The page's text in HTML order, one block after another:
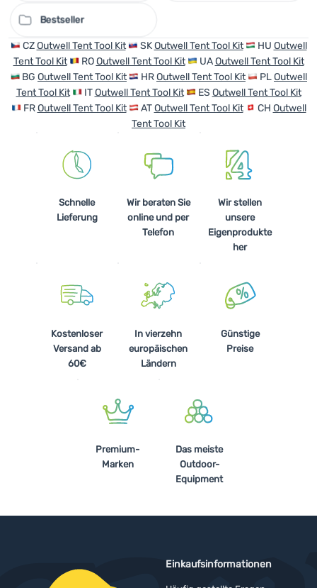
Bestseller
CZOutwell Tent Tool Kit SKOutwell Tent Tool Kit HU Outwell
Tent Tool Kit
ROOutwell Tent Tool Kit UAOutwell Tent Tool Kit
BG Outwell Tent Tool Kit HROutwell Tent Tool Kit PLOutwell
Tent Tool Kit
ITOutwell Tent Tool Kit ES Outwell Tent Tool Kit
FROutwell Tent Tool Kit ATOutwell Tent Tool Kit CH Outwell
Tent Tool Kit
Schnelle
Lieferung
Wir beraten Sie
online und per
Telefon
Wir stellen
unsere
Eigenprodukte
her
Kostenloser
Versand ab
60€
In vierzehn
europäischen
Ländern
Günstige
Preise
Premium-
Marken
Das meiste
Outdoor-
Equipment
Einkaufsinformationen